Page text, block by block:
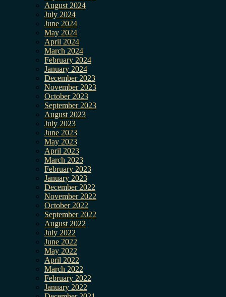
August 2024
July 2024
June 2024
May 2024
April 2024
March 2024
February 2024
January 2024
December 2023
November 2023
October 2023
September 2023
August 2023
July 2023
June 2023
May 2023
April 2023
March 2023
February 2023
January 2023
December 2022
November 2022
October 2022
September 2022
August 2022
July 2022
June 2022
May 2022
April 2022
March 2022
February 2022
January 2022